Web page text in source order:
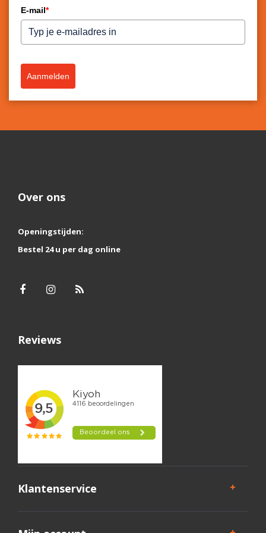
E-mail*
Aanmelden
Over ons
Openingstijden:
Bestel 24 u per dag online
Reviews
Klantenservice